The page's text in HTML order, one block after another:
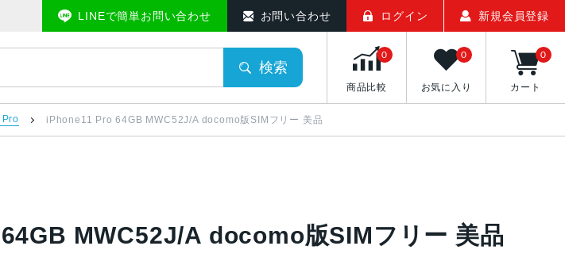
マーケット LINEで簡単お問い合わせ お問い合わせ ログイン 新規会員登録
検索
商品比較
0
お気に入り
0
カート
0
iPhone11 Pro 64GB MWC52J/A docomo版SIMフリー 美品
MWC52J/A docomo版SIMフリー 美品